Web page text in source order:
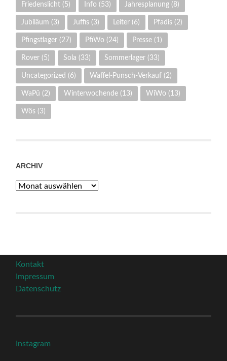
Friedenslicht (5) Info (53) Jahresplanung (8)
Jubiläum (3) Juffis (3) Leiter (6) Pfadis (2)
Pfingstlager (27) PfiWo (24) Presse (1)
Rover (5) Sola (33) Sommerlager (33)
Uncategorized (6) Waffel-Punsch-Verkauf (2)
WaPü (2) Winterwochende (13) WiWo (13)
Wös (3)
ARCHIV
Archiv
Kontakt
Impressum
Datenschutz
Instagram